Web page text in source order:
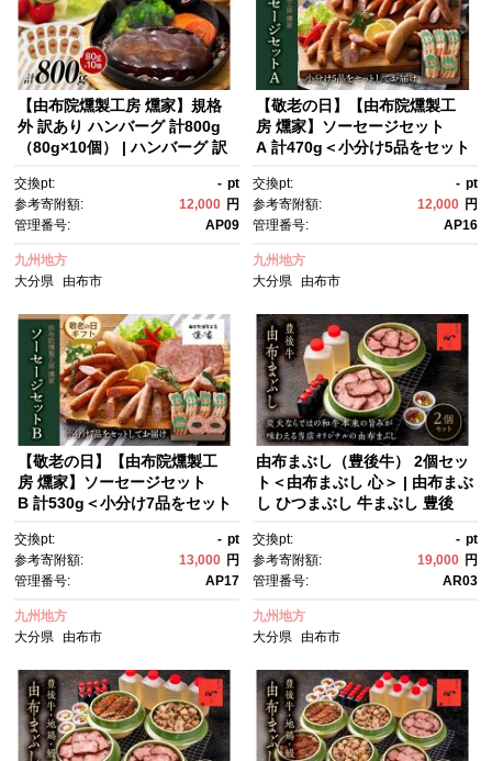
【由布院燻製工房 燻家】規格
外 訳あり ハンバーグ 計800g
（80g×10個） | ハンバーグ 訳
用 大容量 800g 冷凍食品 惣
菜 肉惣菜 家庭用 お弁当 おか
ず 簡単調理 コスパ お取り寄
せ グルメ 人気 おすすめ 由布院
燻製工房 大分県 由布市
交換pt: - pt
参考寄附額:
12,000 円
管理番号:
AP09
九州地方
大分県
由布市
【敬老の日】【由布院燻製工
房 燻家】ソーセージセット
A 計470g＜小分け5品をセット
交換pt: - pt
参考寄附額:
12,000 円
管理番号:
AP16
九州地方
大分県
由布市
【敬老の日】【由布院燻製工
房 燻家】ソーセージセット
B 計530g＜小分け7品をセット
交換pt: - pt
参考寄附額:
13,000 円
管理番号:
AP17
九州地方
大分県
由布市
由布まぶし（豊後牛） 2個セッ
ト＜由布まぶし 心＞ | 由布まぶ
し ひつまぶし 牛まぶし 豊後
地グルメ 冷凍食品 セット 詰め
合わせ 食べ比べ 牛肉 地
鶏 鰻 うなぎ 鶏肉 名店の味 湯
布院名物 由布院グルメ お取り
寄せ グルメ 人気 おすすめ ギフ
ト プレゼント 大分県 由布市
交換pt: - pt
参考寄附額:
19,000 円
管理番号:
AR03
九州地方
大分県
由布市